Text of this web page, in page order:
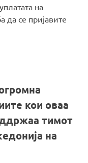
на
да се пријавите
кои оваа
тимот
на